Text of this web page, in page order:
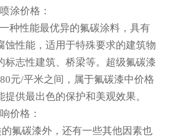
涂价格：
种性能最优异的氟碳涂料，具有
蚀性能，适用于特殊要求的建筑物
标志性建筑、桥梁等。超级氟碳漆
元/平米之间，属于氟碳漆中价格
供最出色的保护和美观效果。
价格：
氟碳漆外，还有一些其他因素也